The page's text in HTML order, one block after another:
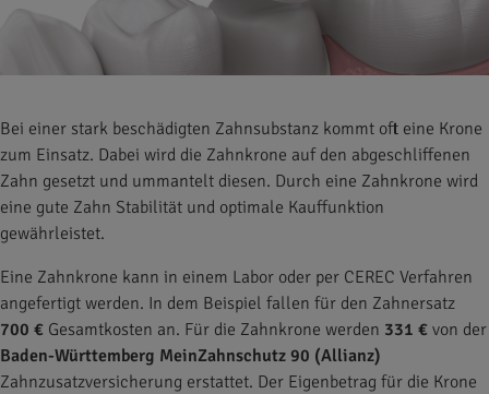
Bei einer stark beschädigten Zahnsubstanz kommt oft eine Krone
zum Einsatz. Dabei wird die Zahnkrone auf den abgeschliffenen
Zahn gesetzt und ummantelt diesen. Durch eine Zahnkrone wird
eine gute Zahn Stabilität und optimale Kauffunktion
gewährleistet.
Eine Zahnkrone kann in einem Labor oder per CEREC Verfahren
angefertigt werden. In dem Beispiel fallen für den Zahnersatz
700 € Gesamtkosten an. Für die Zahnkrone werden 331 € von der
Baden-Württemberg MeinZahnschutz 90 (Allianz)
Zahnzusatzversicherung erstattet. Der Eigenbetrag für die Krone